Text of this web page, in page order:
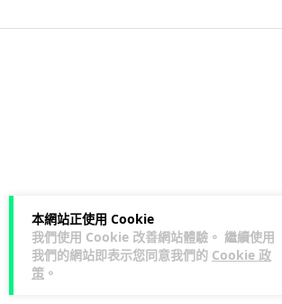
本網站正使用 Cookie
我們使用 Cookie 改善網站體驗。 繼續使用
我們的網站即表示您同意我們的 Cookie 政
策 。